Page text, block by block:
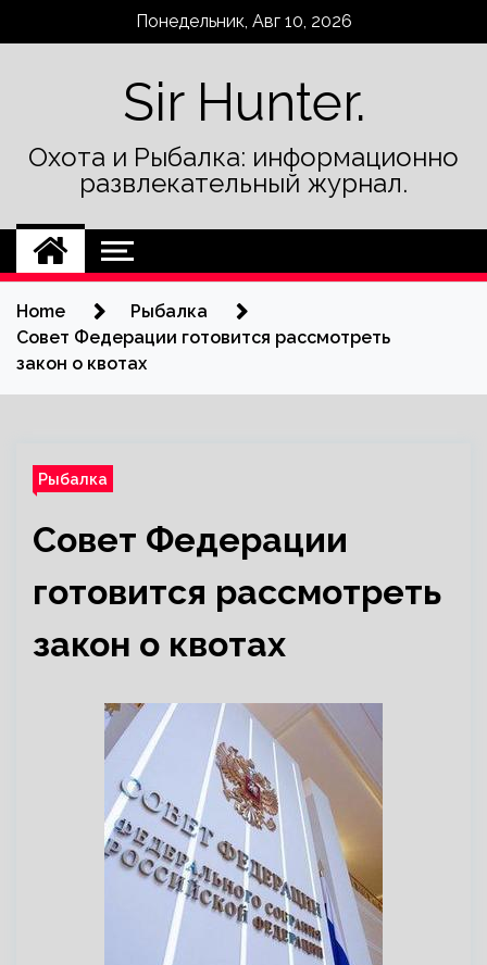
Понедельник, Авг 10, 2026
Sir Hunter.
Охота и Рыбалка: информационно
развлекательный журнал.
Home
Рыбалка
Совет Федерации готовится рассмотреть
закон о квотах
Рыбалка
Совет Федерации
готовится рассмотреть
закон о квотах